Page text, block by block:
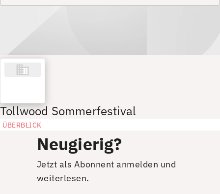
Tollwood Sommerfestival
ÜBERBLICK
Neugierig?
Jetzt als Abonnent anmelden und
weiterlesen.